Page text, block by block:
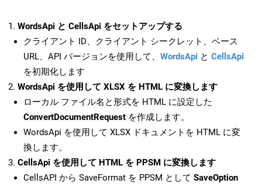
WordsApi と CellsApi をセットアップする
クライアント ID、クライアント シークレット、ベース
URL、API バージョンを使用して、 WordsApi と CellsApi
を初期化します
WordsApi を使用して XLSX を HTML に変換します
ローカル ファイル名と形式を HTML に設定した
ConvertDocumentRequest を作成します。
WordsApi を使用して XLSX ドキュメントを HTML に変
換します。
CellsApi を使用して HTML を PPSM に変換します
CellsAPI から SaveFormat を PPSM として SaveOption